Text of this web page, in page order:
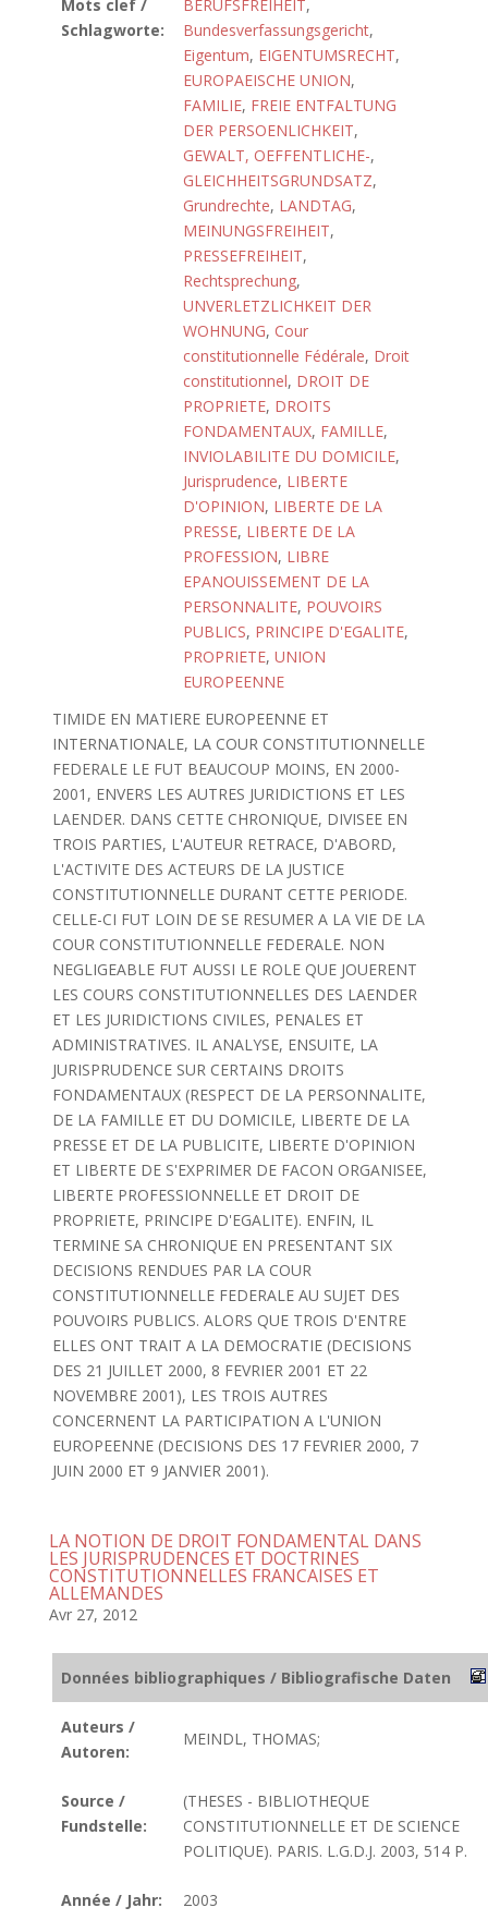
Mots clef /
Schlagworte:
BERUFSFREIHEIT,
Bundesverfassungsgericht,
Eigentum, EIGENTUMSRECHT,
EUROPAEISCHE UNION,
FAMILIE, FREIE ENTFALTUNG
DER PERSOENLICHKEIT,
GEWALT, OEFFENTLICHE-,
GLEICHHEITSGRUNDSATZ,
Grundrechte, LANDTAG,
MEINUNGSFREIHEIT,
PRESSEFREIHEIT,
Rechtsprechung,
UNVERLETZLICHKEIT DER
WOHNUNG, Cour
constitutionnelle Fédérale, Droit
constitutionnel, DROIT DE
PROPRIETE, DROITS
FONDAMENTAUX, FAMILLE,
INVIOLABILITE DU DOMICILE,
Jurisprudence, LIBERTE
D'OPINION, LIBERTE DE LA
PRESSE, LIBERTE DE LA
PROFESSION, LIBRE
EPANOUISSEMENT DE LA
PERSONNALITE, POUVOIRS
PUBLICS, PRINCIPE D'EGALITE,
PROPRIETE, UNION
EUROPEENNE
TIMIDE EN MATIERE EUROPEENNE ET
INTERNATIONALE, LA COUR CONSTITUTIONNELLE
FEDERALE LE FUT BEAUCOUP MOINS, EN 2000-
2001, ENVERS LES AUTRES JURIDICTIONS ET LES
LAENDER. DANS CETTE CHRONIQUE, DIVISEE EN
TROIS PARTIES, L'AUTEUR RETRACE, D'ABORD,
L'ACTIVITE DES ACTEURS DE LA JUSTICE
CONSTITUTIONNELLE DURANT CETTE PERIODE.
CELLE-CI FUT LOIN DE SE RESUMER A LA VIE DE LA
COUR CONSTITUTIONNELLE FEDERALE. NON
NEGLIGEABLE FUT AUSSI LE ROLE QUE JOUERENT
LES COURS CONSTITUTIONNELLES DES LAENDER
ET LES JURIDICTIONS CIVILES, PENALES ET
ADMINISTRATIVES. IL ANALYSE, ENSUITE, LA
JURISPRUDENCE SUR CERTAINS DROITS
FONDAMENTAUX (RESPECT DE LA PERSONNALITE,
DE LA FAMILLE ET DU DOMICILE, LIBERTE DE LA
PRESSE ET DE LA PUBLICITE, LIBERTE D'OPINION
ET LIBERTE DE S'EXPRIMER DE FACON ORGANISEE,
LIBERTE PROFESSIONNELLE ET DROIT DE
PROPRIETE, PRINCIPE D'EGALITE). ENFIN, IL
TERMINE SA CHRONIQUE EN PRESENTANT SIX
DECISIONS RENDUES PAR LA COUR
CONSTITUTIONNELLE FEDERALE AU SUJET DES
POUVOIRS PUBLICS. ALORS QUE TROIS D'ENTRE
ELLES ONT TRAIT A LA DEMOCRATIE (DECISIONS
DES 21 JUILLET 2000, 8 FEVRIER 2001 ET 22
NOVEMBRE 2001), LES TROIS AUTRES
CONCERNENT LA PARTICIPATION A L'UNION
EUROPEENNE (DECISIONS DES 17 FEVRIER 2000, 7
JUIN 2000 ET 9 JANVIER 2001).
LA NOTION DE DROIT FONDAMENTAL DANS
LES JURISPRUDENCES ET DOCTRINES
CONSTITUTIONNELLES FRANCAISES ET
ALLEMANDES
Avr 27, 2012
Données bibliographiques / Bibliografische Daten
Auteurs /
Autoren:
MEINDL, THOMAS;
Source /
Fundstelle:
(THESES - BIBLIOTHEQUE
CONSTITUTIONNELLE ET DE SCIENCE
POLITIQUE). PARIS. L.G.D.J. 2003, 514 P.
Année / Jahr: 2003